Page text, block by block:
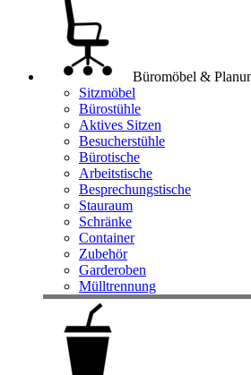
Büromöbel &
Sitzmöbel
Bürostühle
Aktives Sitzen
Besucherstühle
Bürotische
Arbeitstische
Besprechungstische
Stauraum
Schränke
Container
Zubehör
Garderoben
Mülltrennung